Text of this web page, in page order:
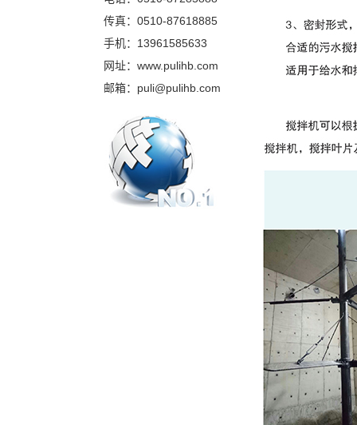
传真：0510-87618885
手机：13961585633
网址：www.pulihb.com
邮箱：puli@pulihb.com